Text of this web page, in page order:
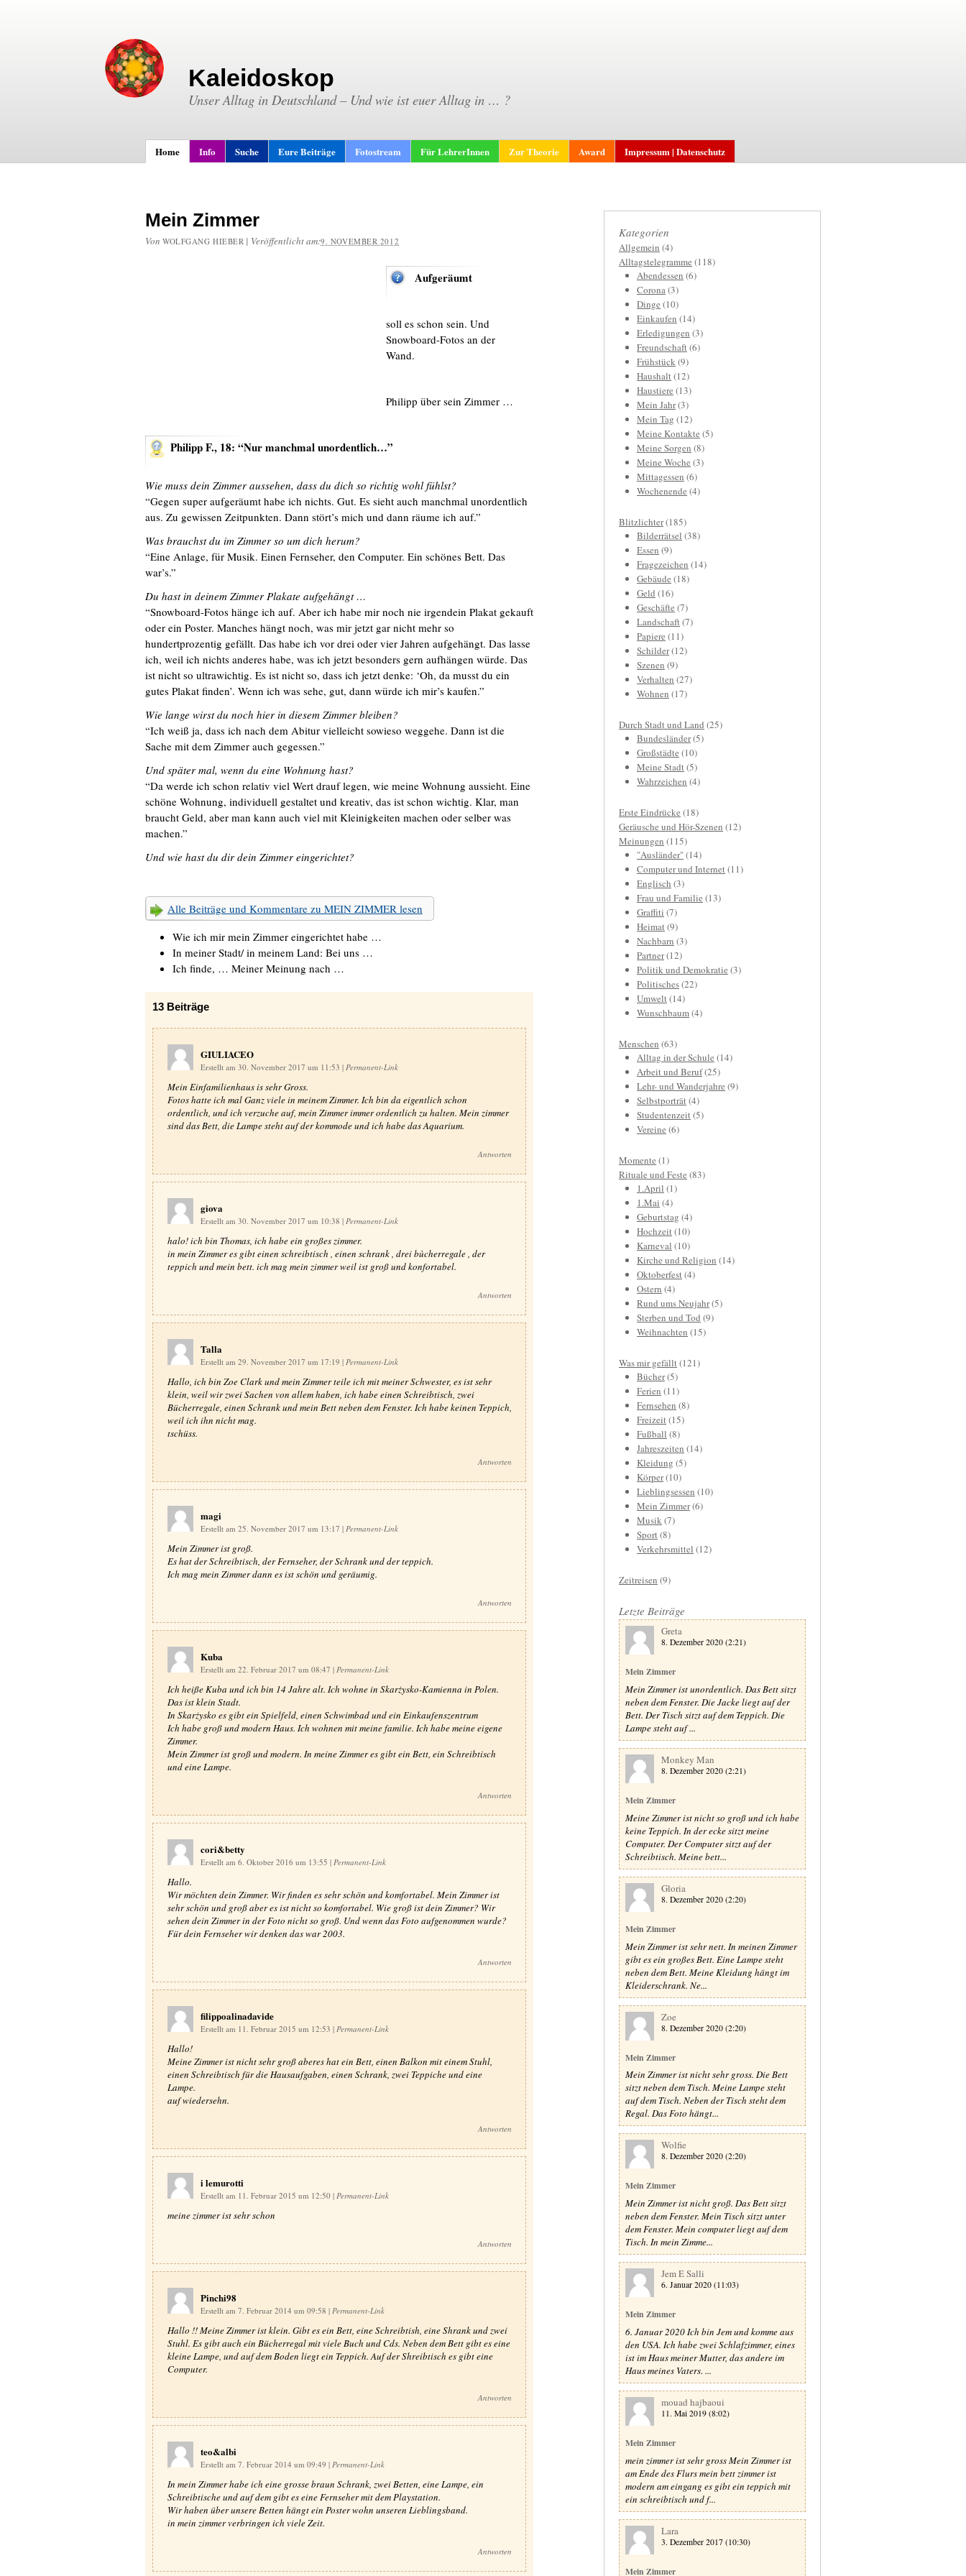
Kaleidoskop
Unser Alltag in Deutschland – Und wie ist euer Alltag in … ?
Home Info Suche Eure Beiträge Fotostream Für LehrerInnen Zur Theorie Award Impressum | Datenschutz
Mein Zimmer
Von WOLFGANG HIEBER | Veröffentlicht am:9. NOVEMBER 2012
Aufgeräumt
soll es schon sein. Und
Snowboard-Fotos an der
Wand.
Philipp über sein Zimmer …
Philipp F., 18: “Nur manchmal unordentlich…”
Wie muss dein Zimmer aussehen, dass du dich so richtig wohl fühlst?
“Gegen super aufgeräumt habe ich nichts. Gut. Es sieht auch manchmal unordentlich
aus. Zu gewissen Zeitpunkten. Dann stört’s mich und dann räume ich auf.”
Was brauchst du im Zimmer so um dich herum?
“Eine Anlage, für Musik. Einen Fernseher, den Computer. Ein schönes Bett. Das
war’s.”
Du hast in deinem Zimmer Plakate aufgehängt …
“Snowboard-Fotos hänge ich auf. Aber ich habe mir noch nie irgendein Plakat gekauft
oder ein Poster. Manches hängt noch, was mir jetzt gar nicht mehr so
hundertprozentig gefällt. Das habe ich vor drei oder vier Jahren aufgehängt. Das lasse
ich, weil ich nichts anderes habe, was ich jetzt besonders gern aufhängen würde. Das
ist nicht so ultrawichtig. Es ist nicht so, dass ich jetzt denke: ‘Oh, da musst du ein
gutes Plakat finden’. Wenn ich was sehe, gut, dann würde ich mir’s kaufen.”
Wie lange wirst du noch hier in diesem Zimmer bleiben?
“Ich weiß ja, dass ich nach dem Abitur vielleicht sowieso weggehe. Dann ist die
Sache mit dem Zimmer auch gegessen.”
Und später mal, wenn du eine Wohnung hast?
“Da werde ich schon relativ viel Wert drauf legen, wie meine Wohnung aussieht. Eine
schöne Wohnung, individuell gestaltet und kreativ, das ist schon wichtig. Klar, man
braucht Geld, aber man kann auch viel mit Kleinigkeiten machen oder selber was
machen.”
Und wie hast du dir dein Zimmer eingerichtet?
Alle Beiträge und Kommentare zu MEIN ZIMMER lesen
Wie ich mir mein Zimmer eingerichtet habe …
In meiner Stadt/ in meinem Land: Bei uns …
Ich finde, … Meiner Meinung nach …
13 Beiträge
GIULIACEO
Erstellt am 30. November 2017 um 11:53 | Permanent-Link
Mein Einfamilienhaus is sehr Gross.
Fotos hatte ich mal Ganz viele in meinem Zimmer. Ich bin da eigentlich schon
ordentlich, und ich verzuche auf, mein Zimmer immer ordentlich zu halten. Mein zimmer
sind das Bett, die Lampe steht auf der kommode und ich habe das Aquarium.
Antworten
giova
Erstellt am 30. November 2017 um 10:38 | Permanent-Link
halo! ich bin Thomas, ich habe ein großes zimmer.
in mein Zimmer es gibt einen schreibtisch , einen schrank , drei bùcherregale , der
teppich und mein bett. ich mag mein zimmer weil ist groß und konfortabel.
Antworten
Talla
Erstellt am 29. November 2017 um 17:19 | Permanent-Link
Hallo, ich bin Zoe Clark und mein Zimmer teile ich mit meiner Schwester, es ist sehr
klein, weil wir zwei Sachen von allem haben, ich habe einen Schreibtisch, zwei
Bücherregale, einen Schrank und mein Bett neben dem Fenster. Ich habe keinen Teppich,
weil ich ihn nicht mag.
tschüss.
Antworten
magi
Erstellt am 25. November 2017 um 13:17 | Permanent-Link
Mein Zimmer ist groß.
Es hat der Schreibtisch, der Fernseher, der Schrank und der teppich.
Ich mag mein Zimmer dann es ist schön und geräumig.
Antworten
Kuba
Erstellt am 22. Februar 2017 um 08:47 | Permanent-Link
Ich heiße Kuba und ich bin 14 Jahre alt. Ich wohne in Skarżysko-Kamienna in Polen.
Das ist klein Stadt.
In Skarżysko es gibt ein Spielfeld, einen Schwimbad und ein Einkaufenszentrum
Ich habe groß und modern Haus. Ich wohnen mit meine familie. Ich habe meine eigene
Zimmer.
Mein Zimmer ist groß und modern. In meine Zimmer es gibt ein Bett, ein Schreibtisch
und eine Lampe.
Antworten
cori&betty
Erstellt am 6. Oktober 2016 um 13:55 | Permanent-Link
Hallo.
Wir möchten dein Zimmer. Wir finden es sehr schön und komfortabel. Mein Zimmer ist
sehr schön und groß aber es ist nicht so komfortabel. Wie groß ist dein Zimmer? Wir
sehen dein Zimmer in der Foto nicht so groß. Und wenn das Foto aufgenommen wurde?
Für dein Fernseher wir denken das war 2003.
Antworten
filippoalinadavide
Erstellt am 11. Februar 2015 um 12:53 | Permanent-Link
Hallo!
Meine Zimmer ist nicht sehr groß aberes hat ein Bett, einen Balkon mit einem Stuhl,
einen Schreibtisch für die Hausaufgaben, einen Schrank, zwei Teppiche und eine
Lampe.
auf wiedersehn.
Antworten
i lemurotti
Erstellt am 11. Februar 2015 um 12:50 | Permanent-Link
meine zimmer ist sehr schon
Antworten
Pinchi98
Erstellt am 7. Februar 2014 um 09:58 | Permanent-Link
Hallo !! Meine Zimmer ist klein. Gibt es ein Bett, eine Schreibtish, eine Shrank und zwei
Stuhl. Es gibt auch ein Bücherregal mit viele Buch und Cds. Neben dem Bett gibt es eine
kleine Lampe, und auf dem Boden liegt ein Teppich. Auf der Shreibtisch es gibt eine
Computer.
Antworten
teo&albi
Erstellt am 7. Februar 2014 um 09:49 | Permanent-Link
In mein Zimmer habe ich eine grosse braun Schrank, zwei Betten, eine Lampe, ein
Schreibtische und auf dem gibt es eine Fernseher mit dem Playstation.
Wir haben über unsere Betten hängt ein Poster wohn unseren Lieblingsband.
in mein zimmer verbringen ich viele Zeit.
Antworten
Kategorien
Allgemein (4)
Alltagstelegramme (118)
Abendessen (6)
Corona(3)
Dinge (10)
Einkaufen (14)
Erledigungen (3)
Freundschaft(6)
Frühstück(9)
Haushalt(12)
Haustiere (13)
Mein Jahr(3)
Mein Tag (12)
Meine Kontakte (5)
Meine Sorgen (8)
Meine Woche (3)
Mittagessen (6)
Wochenende (4)
Blitzlichter(185)
Bilderrätsel (38)
Essen (9)
Fragezeichen (14)
Gebäude (18)
Geld (16)
Geschäfte (7)
Landschaft(7)
Papiere (11)
Schilder(12)
Szenen (9)
Verhalten (27)
Wohnen (17)
Durch Stadt und Land (25)
Bundesländer(5)
Großstädte (10)
Meine Stadt(5)
Wahrzeichen (4)
Erste Eindrücke (18)
Geräusche und Hör-Szenen (12)
Meinungen (115)
"Ausländer"(14)
Computer und Internet(11)
Englisch (3)
Frau und Familie (13)
Graffiti (7)
Heimat(9)
Nachbarn (3)
Partner(12)
Politik und Demokratie (3)
Politisches(22)
Umwelt(14)
Wunschbaum(4)
Menschen (63)
Alltag in der Schule (14)
Arbeit und Beruf(25)
Lehr- und Wanderjahre (9)
Selbstporträt(4)
Studentenzeit(5)
Vereine (6)
Momente (1)
Rituale und Feste (83)
1.April (1)
1.Mai (4)
Geburtstag (4)
Hochzeit(10)
Karneval (10)
Kirche und Religion (14)
Oktoberfest(4)
Ostern (4)
Rund ums Neujahr(5)
Sterben und Tod (9)
Weihnachten (15)
Was mir gefällt(121)
Bücher(5)
Ferien (11)
Fernsehen (8)
Freizeit(15)
Fußball (8)
Jahreszeiten (14)
Kleidung (5)
Körper(10)
Lieblingsessen (10)
Mein Zimmer(6)
Musik(7)
Sport(8)
Verkehrsmittel (12)
Zeitreisen (9)
Letzte Beiträge
Greta
8. Dezember 2020 (2:21)
Mein Zimmer
Mein Zimmer ist unordentlich. Das Bett sitzt
neben dem Fenster. Die Jacke liegt auf der
Bett. Der Tisch sitzt auf dem Teppich. Die
Lampe steht auf ...
Monkey Man
8. Dezember 2020 (2:21)
Mein Zimmer
Meine Zimmer ist nicht so groß und ich habe
keine Teppich. In der ecke sitzt meine
Computer. Der Computer sitzt auf der
Schreibtisch. Meine bett...
Gloria
8. Dezember 2020 (2:20)
Mein Zimmer
Mein Zimmer ist sehr nett. In meinen Zimmer
gibt es ein großes Bett. Eine Lampe steht
neben dem Bett. Meine Kleidung hängt im
Kleiderschrank. Ne...
Zoe
8. Dezember 2020 (2:20)
Mein Zimmer
Mein Zimmer ist nicht sehr gross. Die Bett
sitzt neben dem Tisch. Meine Lampe steht
auf dem Tisch. Neben der Tisch steht dem
Regal. Das Foto hängt...
Wolfie
8. Dezember 2020 (2:20)
Mein Zimmer
Mein Zimmer ist nicht groß. Das Bett sitzt
neben dem Fenster. Mein Tisch sitzt unter
dem Fenster. Mein computer liegt auf dem
Tisch. In mein Zimme...
Jem E Salli
6. Januar 2020 (11:03)
Mein Zimmer
6. Januar 2020 Ich bin Jem und komme aus
den USA. Ich habe zwei Schlafzimmer, eines
ist im Haus meiner Mutter, das andere im
Haus meines Vaters. ...
mouad hajbaoui
11. Mai 2019 (8:02)
Mein Zimmer
mein zimmer ist sehr gross Mein Zimmer ist
am Ende des Flurs mein bett zimmer ist
modern am eingang es gibt ein teppich mit
ein schreibtisch und f...
Lara
3. Dezember 2017 (10:30)
Mein Zimmer